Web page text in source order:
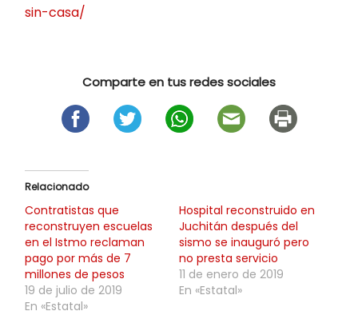
sin-casa/
Comparte en tus redes sociales
Relacionado
Contratistas que
reconstruyen escuelas
en el Istmo reclaman
pago por más de 7
millones de pesos
19 de julio de 2019
En «Estatal»
Hospital reconstruido en
Juchitán después del
sismo se inauguró pero
no presta servicio
11 de enero de 2019
En «Estatal»